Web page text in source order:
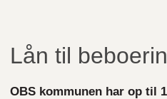
Lån til
OBS kommunen har op til